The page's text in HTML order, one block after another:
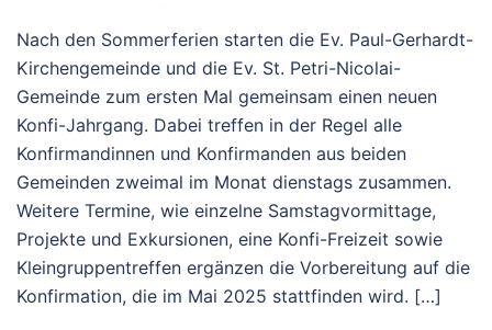
Nach den Sommerferien starten die Ev. Paul-Gerhardt-
Kirchengemeinde und die Ev. St. Petri-Nicolai-
Gemeinde zum ersten Mal gemeinsam einen neuen
Konfi-Jahrgang. Dabei treffen in der Regel alle
Konfirmandinnen und Konfirmanden aus beiden
Gemeinden zweimal im Monat dienstags zusammen.
Weitere Termine, wie einzelne Samstagvormittage,
Projekte und Exkursionen, eine Konfi-Freizeit sowie
Kleingruppentreffen ergänzen die Vorbereitung auf die
Konfirmation, die im Mai 2025 stattfinden wird. […]